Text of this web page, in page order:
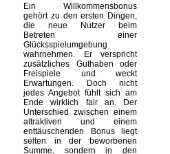
Ein Willkommensbonus
gehört zu den ersten Dingen,
die neue Nutzer beim
Betreten einer
Glücksspielumgebung
wahrnehmen. Er verspricht
zusätzliches Guthaben oder
Freispiele und weckt
Erwartungen. Doch nicht
jedes Angebot fühlt sich am
Ende wirklich fair an. Der
Unterschied zwischen einem
attraktiven und einem
enttäuschenden Bonus liegt
selten in der beworbenen
Summe, sondern in den